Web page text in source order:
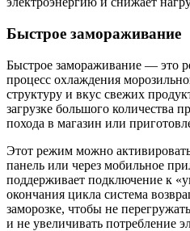
Быстрое замораживание
Быстрое замораживание — это
процесс охлаждения
структуру и вкус свежих
загрузке большого количества
похода в магазин или
Этот режим можно
панель или через мобильное
поддерживает подключение к
окончания цикла система
заморозке, чтобы не
и не увеличивать потребление